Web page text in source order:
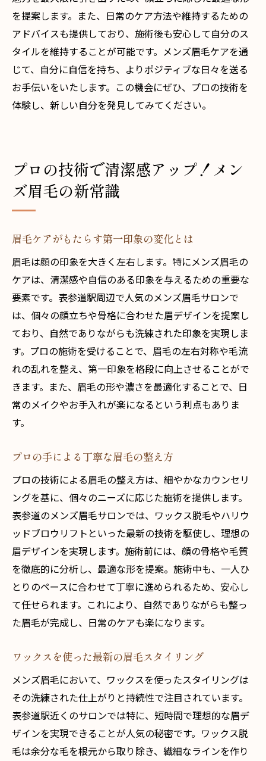
表参道駅近くで経験するプロの技術
眉毛ケアがもたらすポジティブな影響
自信を持った新しい自分へと導く眉毛サロ
ン
を提案します。また、日常のケア方法や維持するための
アドバイスも提供しており、施術後も安心して自分のス
タイルを維持することが可能です。メンズ眉毛ケアを通
じて、自分に自信を持ち、よりポジティブな日々を送る
お手伝いをいたします。この機会にぜひ、プロの技術を
体験し、新しい自分を発見してみてください。
プロの技術で清潔感アップ！メン
ズ眉毛の新常識
眉毛ケアがもたらす第一印象の変化とは
眉毛は顔の印象を大きく左右します。特にメンズ眉毛の
ケアは、清潔感や自信のある印象を与えるための重要な
要素です。表参道駅周辺で人気のメンズ眉毛サロンで
は、個々の顔立ちや骨格に合わせた眉デザインを提案し
ており、自然でありながらも洗練された印象を実現しま
す。プロの施術を受けることで、眉毛の左右対称や毛流
れの乱れを整え、第一印象を格段に向上させることがで
きます。また、眉毛の形や濃さを最適化することで、日
常のメイクやお手入れが楽になるという利点もありま
す。
プロの手による丁寧な眉毛の整え方
プロの技術による眉毛の整え方は、細やかなカウンセリ
ングを基に、個々のニーズに応じた施術を提供します。
表参道のメンズ眉毛サロンでは、ワックス脱毛やハリウ
ッドブロウリフトといった最新の技術を駆使し、理想の
眉デザインを実現します。施術前には、顔の骨格や毛質
を徹底的に分析し、最適な形を提案。施術中も、一人ひ
とりのペースに合わせて丁寧に進められるため、安心し
て任せられます。これにより、自然でありながらも整っ
た眉毛が完成し、日常のケアも楽になります。
ワックスを使った最新の眉毛スタイリング
メンズ眉毛において、ワックスを使ったスタイリングは
その洗練された仕上がりと持続性で注目されています。
表参道駅近くのサロンでは特に、短時間で理想的な眉デ
ザインを実現できることが人気の秘密です。ワックス脱
毛は余分な毛を根元から取り除き、繊細なラインを作り